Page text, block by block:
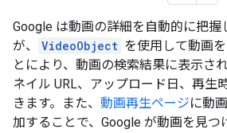
Google は動画の詳細を自動的に把握
が、
VideoObject を使用して動画
とにより、動画の検索結果に表示さ
ネイル URL、アップロード日、再生
きます。また、 動画再生ページに動
加することで、Google が動画を見つ